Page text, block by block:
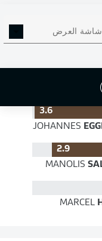
العرض
88 %
3.6
JOHANNES
2.9
MANOLIS
MARCEL